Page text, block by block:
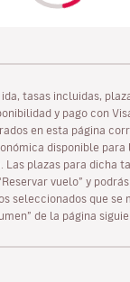
tasas incluidas,
y pago con
en esta página
disponible para
Las plazas para dicha
vuelo” y
seleccionados que se
de la página